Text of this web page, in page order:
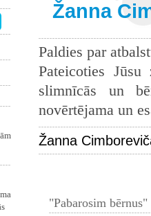
Žanna
Paldies par
Pateicoties
slimnīcās un
novērtējama un
Žanna
"Pabarosim